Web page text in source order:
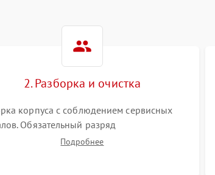
2. Разборка и очистка
корпуса с соблюдением сервисных
Обязательный разряд
конденсатора вспышки для
Подробнее